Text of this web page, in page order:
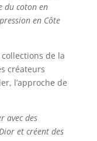
du coton en
en Côte
de la
créateurs
l’approche de
avec des
et créent des